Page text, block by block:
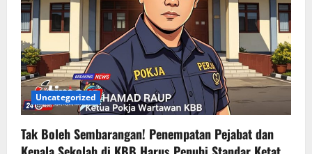
Uncategorized
Tak Boleh Sembarangan! Penempatan Pejabat dan